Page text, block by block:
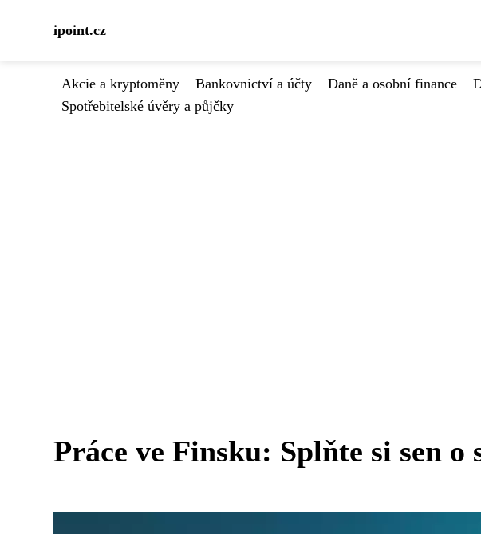
ipoint.cz
Akcie a kryptoměny Bankovnictví a účty Daně a osobní finance
Spotřebitelské úvěry a půjčky
Práce ve Finsku: Splňte si sen o